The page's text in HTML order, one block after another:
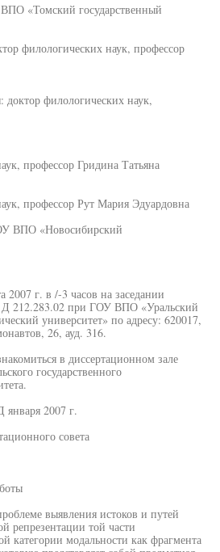
«Томский государственный
филологических наук, профессор
филологических наук,
профессор Гридина Татьяна
профессор Рут Мария Эдуардовна
ВПО «Новосибирский
2007 г. в /-3 часов на заседании
Д 212.283.02 при ГОУ ВПО «Уральский
университет» по адресу: 620017,
26, ауд. 316.
в диссертационном зале
государственного
января 2007 г.
совета
выявления истоков и путей
репрезентации той части
категории модальности как фрагмента